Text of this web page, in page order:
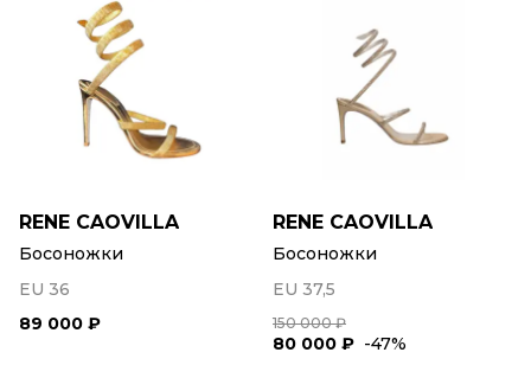
RENE CAOVILLA
Босоножки
EU 36
89 000 ₽
RENE CAOVILLA
Босоножки
EU 37,5
150 000 ₽
80 000 ₽ -47%